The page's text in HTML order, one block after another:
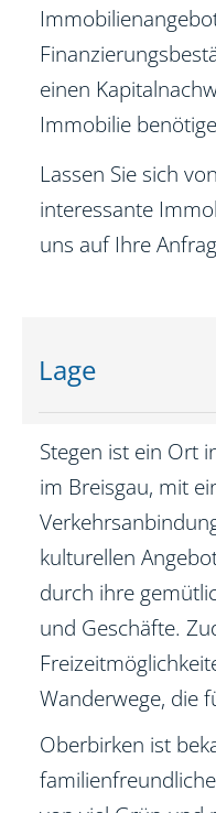
einen
Immobilie
Lassen Sie sich
interessante
uns auf Ihre
Lage
Stegen ist ein Ort
im Breisgau, mit
kulturellen
durch ihre
und Geschäfte.
Wanderwege, die
Oberbirken ist